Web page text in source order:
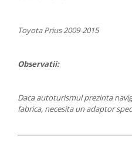
Toyota Prius 2009-2015
Observatii:
Daca autoturismul prezinta
fabrica, necesita un adaptor